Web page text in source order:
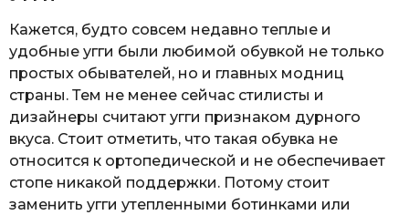
Кажется, будто совсем недавно теплые и
удобные угги были любимой обувкой не только
простых обывателей, но и главных модниц
страны. Тем не менее сейчас стилисты и
дизайнеры считают угги признаком дурного
вкуса. Стоит отметить, что такая обувка не
относится к ортопедической и не обеспечивает
стопе никакой поддержки. Потому стоит
заменить угги утепленными ботинками или